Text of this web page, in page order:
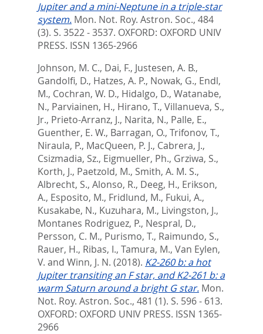
Jupiter and a mini-Neptune in a triple-star
system. Mon. Not. Roy. Astron. Soc., 484
(3). S. 3522 - 3537. OXFORD: OXFORD UNIV
PRESS. ISSN 1365-2966
Johnson, M. C., Dai, F., Justesen, A. B.,
Gandolfi, D., Hatzes, A. P., Nowak, G., Endl,
M., Cochran, W. D., Hidalgo, D., Watanabe,
N., Parviainen, H., Hirano, T., Villanueva, S.,
Jr., Prieto-Arranz, J., Narita, N., Palle, E.,
Guenther, E. W., Barragan, O., Trifonov, T.,
Niraula, P., MacQueen, P. J., Cabrera, J.,
Csizmadia, Sz., Eigmueller, Ph., Grziwa, S.,
Korth, J., Paetzold, M., Smith, A. M. S.,
Albrecht, S., Alonso, R., Deeg, H., Erikson,
A., Esposito, M., Fridlund, M., Fukui, A.,
Kusakabe, N., Kuzuhara, M., Livingston, J.,
Montanes Rodriguez, P., Nespral, D.,
Persson, C. M., Purismo, T., Raimundo, S.,
Rauer, H., Ribas, I., Tamura, M., Van Eylen,
V. and Winn, J. N. (2018). K2-260 b: a hot
Jupiter transiting an F star, and K2-261 b: a
warm Saturn around a bright G star. Mon.
Not. Roy. Astron. Soc., 481 (1). S. 596 - 613.
OXFORD: OXFORD UNIV PRESS. ISSN 1365-
2966